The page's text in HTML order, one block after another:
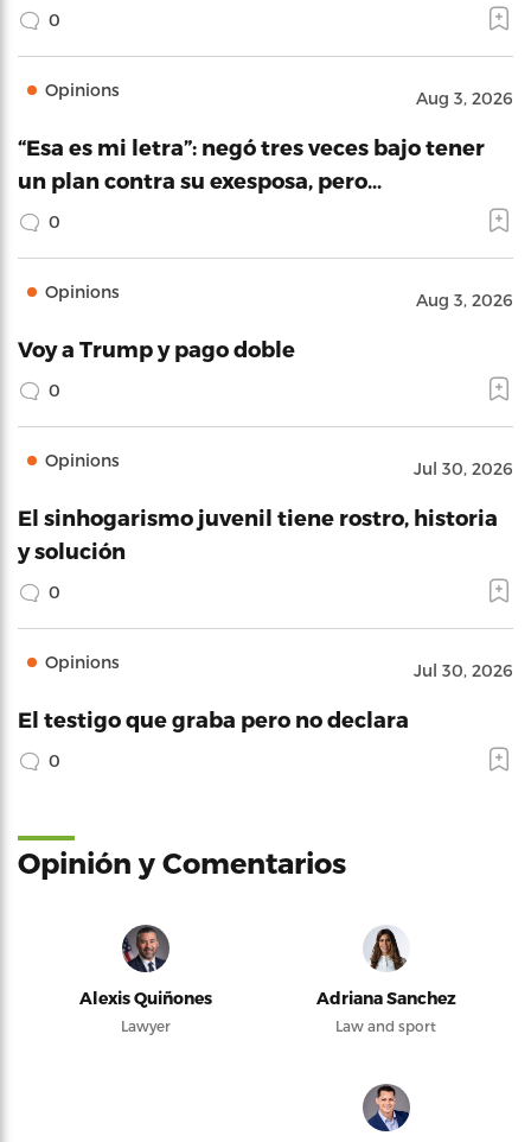
0
Opinions Aug 3, 2026
“Esa es mi letra”: negó tres veces bajo tener
un plan contra su exesposa, pero…
0
Opinions Aug 3, 2026
Voy a Trump y pago doble
0
Opinions Jul 30, 2026
El sinhogarismo juvenil tiene rostro, historia
y solución
0
Opinions Jul 30, 2026
El testigo que graba pero no declara
0
Opinión y Comentarios
Alexis Quiñones
Lawyer
Adriana Sanchez
Law and sport